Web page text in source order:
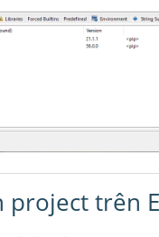
project trên